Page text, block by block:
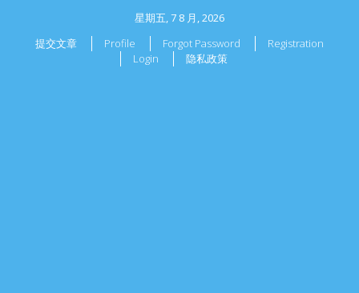
星期五, 7 8 月, 2026
提交文章
Profile Forgot Password
Registration
Login
隐私政策